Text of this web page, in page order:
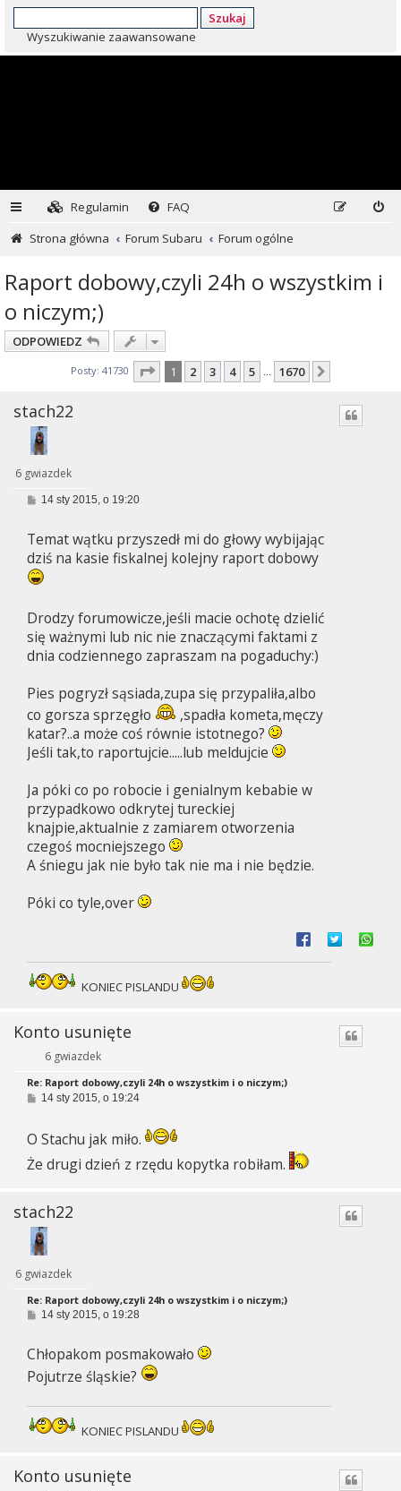
Szukaj
Wyszukiwanie zaawansowane
Regulamin
FAQ
Strona główna
Forum Subaru Forum ogólne
Raport dobowy,czyli 24h o wszystkim i
o niczym;)
ODPOWIEDZ
Posty: 41730 Strona z1670
1 2 3 4 5 … 1670
stach22
6 gwiazdek
P
t
14 sty 2015, o 19:20
Temat wątku przyszedł mi do głowy wybijając
dziś na kasie fiskalnej kolejny raport dobowy
Drodzy forumowicze,jeśli macie ochotę dzielić
się ważnymi lub nic nie znaczącymi faktami z
dnia codziennego zapraszam na pogaduchy:)
Pies pogryzł sąsiada,zupa się przypaliła,albo
co gorsza sprzęgło
,spadła kometa,męczy
katar?..a może coś równie istotnego?
Jeśli tak,to raportujcie.....lub meldujcie
Ja póki co po robocie i genialnym kebabie w
przypadkowo odkrytej tureckiej
knajpie,aktualnie z zamiarem otworzenia
czegoś mocniejszego
A śniegu jak nie było tak nie ma i nie będzie.
Póki co tyle,over
KONIEC PISLANDU
Konto usunięte
6 gwiazdek
Re: Raport dobowy,czyli 24h o wszystkim i o niczym;)
P14 sty 2015, o 19:24
O Stachu jak miło.
Że drugi dzień z rzędu kopytka robiłam.
stach22
6 gwiazdek
Re: Raport dobowy,czyli 24h o wszystkim i o niczym;)
P
t
14 sty 2015, o 19:28
Chłopakom posmakowało
Pojutrze śląskie?
KONIEC PISLANDU
Konto usunięte